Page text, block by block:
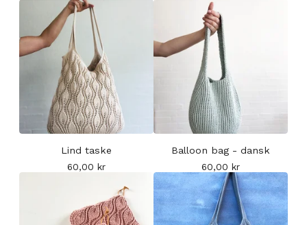
Lind taske
60,00 kr
Balloon bag - dansk
60,00 kr